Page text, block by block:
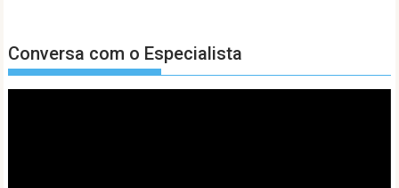
Conversa com o Especialista